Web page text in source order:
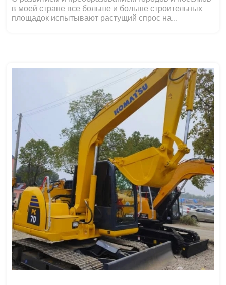
в моей стране все больше и больше строительных
площадок испытывают растущий спрос на...